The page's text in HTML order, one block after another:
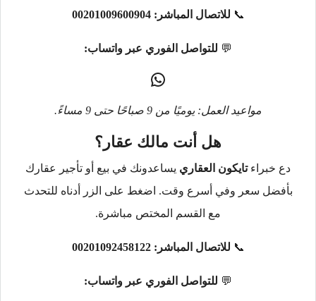
📞 للاتصال المباشر: 00201009600904
💬 للتواصل الفوري عبر واتساب:
مواعيد العمل: يوميًا من 9 صباحًا حتى 9 مساءً.
هل أنت مالك عقار؟
دع خبراءتايكون العقاري يساعدونك في بيع أو تأجير عقارك
بأفضل سعر وفي أسرع وقت. اضغط على الزر أدناه للتحدث
مع القسم المختص مباشرة.
📞 للاتصال المباشر: 00201092458122
💬 للتواصل الفوري عبر واتساب: